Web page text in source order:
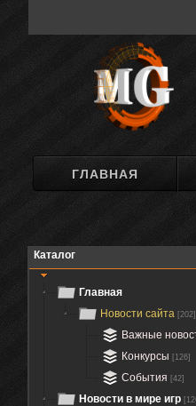
ГЛАВНАЯ
Каталог
Главная
Новости сайта [202]
Важные
Конкурсы [126]
События [42]
Новости в мире игр